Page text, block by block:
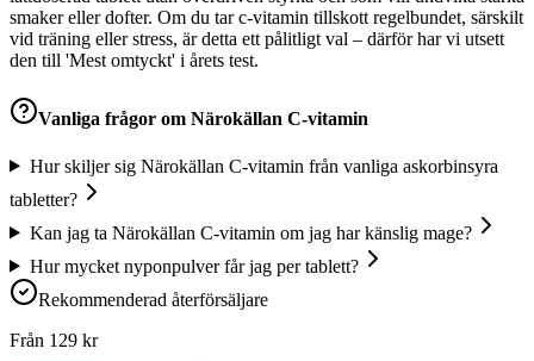
smaker eller dofter. Om du tar c-vitamin tillskott regelbundet, särskilt
vid träning eller stress, är detta ett pålitligt val – därför har vi utsett
den till 'Mest omtyckt' i årets test.
Vanliga frågor om Närokällan C-vitamin
Hur skiljer sig Närokällan C-vitamin från vanliga askorbinsyra
tabletter?
Kan jag ta Närokällan C-vitamin om jag har känslig mage?
Hur mycket nyponpulver får jag per tablett?
Rekommenderad återförsäljare
Från 129 kr